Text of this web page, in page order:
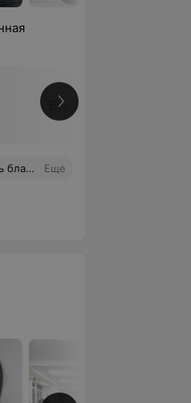
Все цены
Спасибо еще раз! Еще